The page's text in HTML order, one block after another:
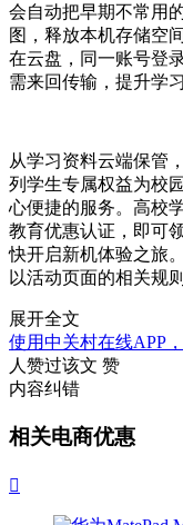
会自动把早期不常用
图，释放本机存储空
在云盘，同一账号登
需来回传输，提升学
从学习资料云端保管
列学生专属权益为校
心便捷的服务。高校
教育优惠认证，即可
快开启新机体验之旅
以活动页面的相关规
展开全文
使用中关村在线APP
人赞过该文 赞
内容纠错
相关电商优惠
